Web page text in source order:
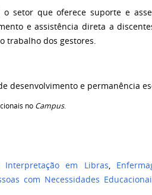
setor que oferece suporte e
e assistência direta a
trabalho dos gestores.
desenvolvimento e permanência
no Campus.
Interpretação em Libras,
com Necessidades